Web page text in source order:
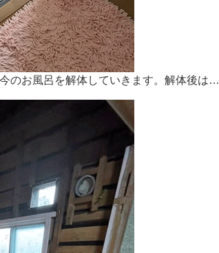
のお風呂を解体していきます。解体後は…